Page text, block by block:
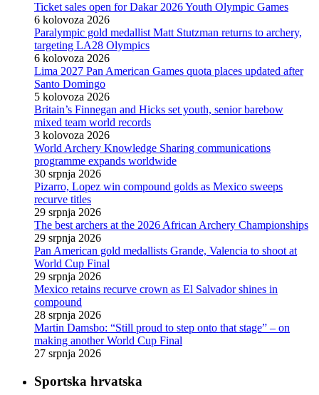
Ticket sales open for Dakar 2026 Youth Olympic Games
6 kolovoza 2026
Paralympic gold medallist Matt Stutzman returns to archery,
targeting LA28 Olympics
6 kolovoza 2026
Lima 2027 Pan American Games quota places updated after
Santo Domingo
5 kolovoza 2026
Britain’s Finnegan and Hicks set youth, senior barebow
mixed team world records
3 kolovoza 2026
World Archery Knowledge Sharing communications
programme expands worldwide
30 srpnja 2026
Pizarro, Lopez win compound golds as Mexico sweeps
recurve titles
29 srpnja 2026
The best archers at the 2026 African Archery Championships
29 srpnja 2026
Pan American gold medallists Grande, Valencia to shoot at
World Cup Final
29 srpnja 2026
Mexico retains recurve crown as El Salvador shines in
compound
28 srpnja 2026
Martin Damsbo: “Still proud to step onto that stage” – on
making another World Cup Final
27 srpnja 2026
Sportska hrvatska